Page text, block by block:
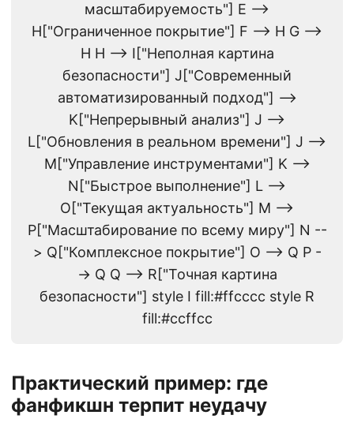
масштабируемость"] E -->
H["Ограниченное покрытие"] F --> H G -->
H H --> I["Неполная картина
безопасности"] J["Современный
автоматизированный подход"] -->
K["Непрерывный анализ"] J -->
L["Обновления в реальном времени"] J -->
M["Управление инструментами"] K -->
N["Быстрое выполнение"] L -->
O["Текущая актуальность"] M -->
P["Масштабирование по всему миру"] N --
> Q["Комплексное покрытие"] O --> Q P -
-> Q Q --> R["Точная картина
безопасности"] style I fill:#ffcccc style R
fill:#ccffcc
Практический пример: где
фанфикшн терпит неудачу